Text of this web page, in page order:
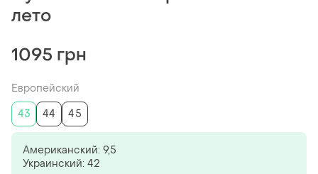
лето
1095 грн
Европейский
43
44 45
Американский: 9,5
Украинский: 42